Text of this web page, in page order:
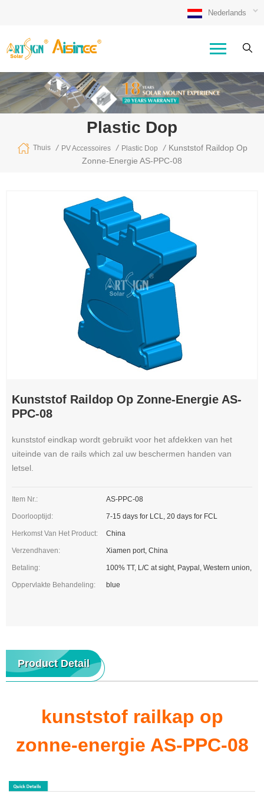
Nederlands
Plastic Dop
Thuis / PV Accessoires / Plastic Dop / Kunststof Raildop Op
Zonne-Energie AS-PPC-08
Kunststof Raildop Op Zonne-Energie AS-
PPC-08
kunststof eindkap wordt gebruikt voor het afdekken van het
uiteinde van de rails which zal uw beschermen handen van
letsel.
Item Nr.: AS-PPC-08
Doorlooptijd: 7-15 days for LCL, 20 days for FCL
Herkomst Van Het Product: China
Verzendhaven: Xiamen port, China
Betaling: 100% TT, L/C at sight, Paypal, Western union,
Oppervlakte Behandeling: blue
Product Detail
kunststof railkap op
zonne-energie AS-PPC-08